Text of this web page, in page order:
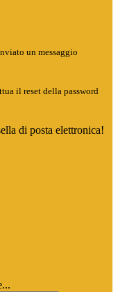
un messaggio
il reset della password
di posta elettronica!